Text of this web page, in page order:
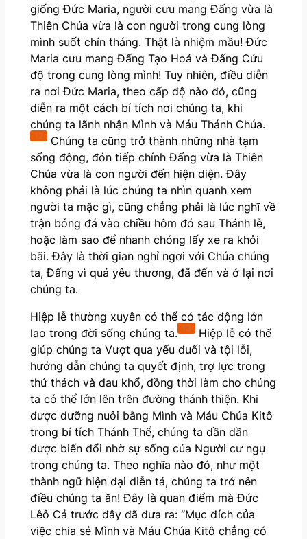
giống Đức Maria, người cưu mang Đấng vừa là
Thiên Chúa vừa là con người trong cung lòng
mình suốt chín tháng. Thật là nhiệm mầu! Đức
Maria cưu mang Đấng Tạo Hoá và Đấng Cứu
độ trong cung lòng mình! Tuy nhiên, điều diễn
ra nơi Đức Maria, theo cấp độ nào đó, cũng
diễn ra một cách bí tích nơi chúng ta, khi
chúng ta lãnh nhận Mình và Máu Thánh Chúa.
12 Chúng ta cũng trở thành những nhà tạm
sống động, đón tiếp chính Đấng vừa là Thiên
Chúa vừa là con người đến hiện diện. Đây
không phải là lúc chúng ta nhìn quanh xem
người ta mặc gì, cũng chẳng phải là lúc nghĩ về
trận bóng đá vào chiều hôm đó sau Thánh lễ,
hoặc làm sao để nhanh chóng lấy xe ra khỏi
bãi. Đây là thời gian nghỉ ngơi với Chúa chúng
ta, Đấng vì quá yêu thương, đã đến và ở lại nơi
chúng ta.
Hiệp lễ thường xuyên có thể có tác động lớn
lao trong đời sống chúng ta. 13 Hiệp lễ có thể
giúp chúng ta Vượt qua yếu đuối và tội lỗi,
hướng dẫn chúng ta quyết định, trợ lực trong
thử thách và đau khổ, đồng thời làm cho chúng
ta có thể lớn lên trên đường thánh thiện. Khi
được dưỡng nuôi bằng Mình và Máu Chúa Kitô
trong bí tích Thánh Thể, chúng ta dần dần
được biến đổi nhờ sự sống của Người cư ngụ
trong chúng ta. Theo nghĩa nào đó, như một
thành ngữ hiện đại diễn tả, chúng ta trở nên
điều chúng ta ăn! Đây là quan điểm mà Đức
Lêô Cả trước đây đã đưa ra: “Mục đích của
việc chia sẻ Mình và Máu Chúa Kitô chẳng có